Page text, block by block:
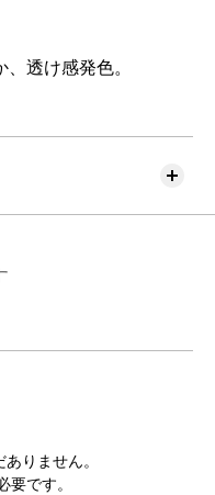
透け感発色。
りません。
要です。